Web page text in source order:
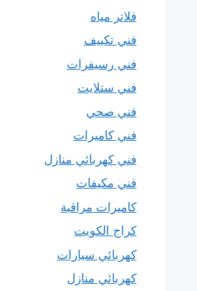
فلاتر مياه
فني تكييف
فني رسيفرات
فني ستلايت
فني صحي
فني كاميرات
فني كهربائي منازل
فني مكيفات
كاميرات مراقبة
كراج الكويت
كهربائي سيارات
كهربائي منازل